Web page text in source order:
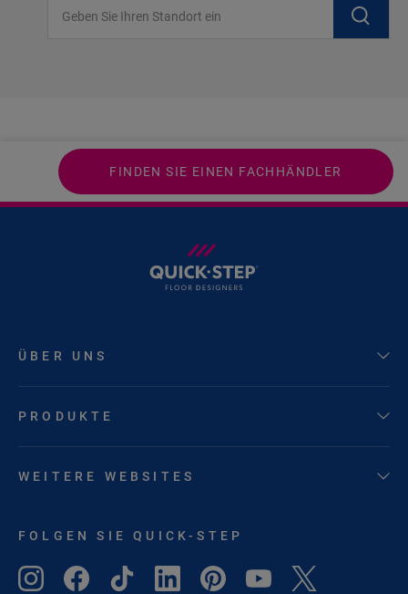
FINDEN SIE EINEN FACHHÄNDLER
ÜBER UNS
PRODUKTE
WEITERE WEBSITES
FOLGEN SIE QUICK-STEP